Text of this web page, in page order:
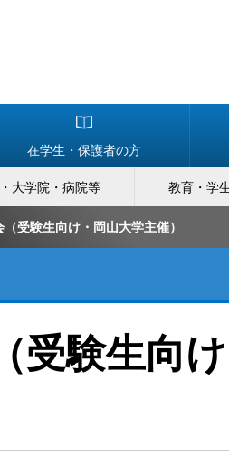
在学生・保護者の方
大学院・病院等 教育・学
受験生向け・岡山大学主催）
受験生向